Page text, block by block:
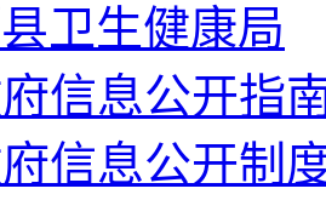
卫生健康局
信息公开指
信息公开制